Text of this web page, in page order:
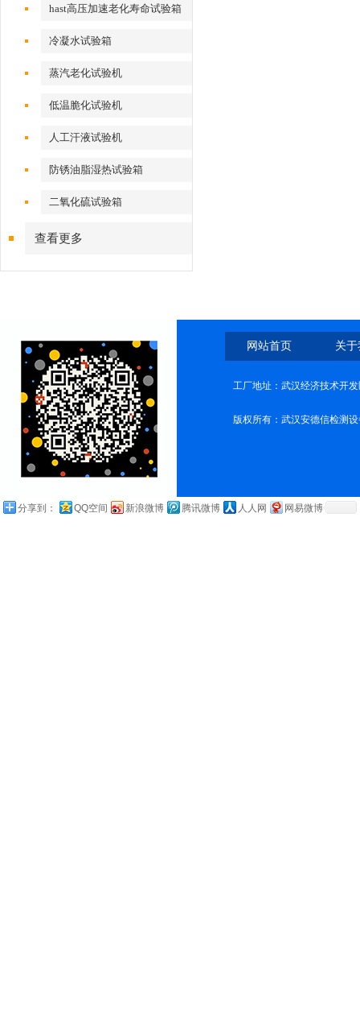
hast高压加速老化寿命试验箱
冷凝水试验箱
蒸汽老化试验机
低温脆化试验机
人工汗液试验机
防锈油脂湿热试验箱
二氧化硫试验箱
查看更多
网站首页 关
工厂地址：武汉经济技术开
版权所有：武汉安德信检测
分享到： QQ空间 新浪微博 腾讯微博 人人网 网易微博